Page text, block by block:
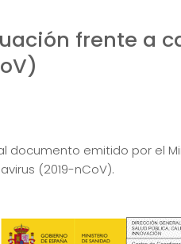
frente a
documento emitido por el
(2019-nCoV).